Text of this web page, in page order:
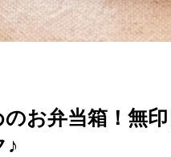
お弁当箱！無
♪